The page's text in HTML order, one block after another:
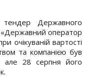
тендер Державного
«Державний оператор
очікуваній вартості
та компанією був
але 28 серпня його